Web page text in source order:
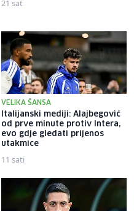
21 sat
VELIKA ŠANSA
Italijanski mediji: Alajbegović
od prve minute protiv Intera,
evo gdje gledati prijenos
utakmice
11 sati